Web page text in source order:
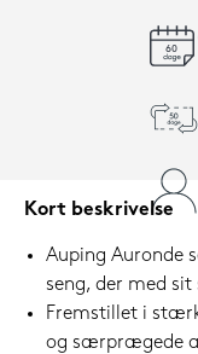
Kort beskrivelse
Auping Auronde
seng, der med
Fremstillet i
og særprægede